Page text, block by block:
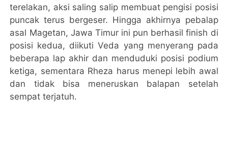
terelakan, aksi saling salip membuat pengisi posisi
puncak terus bergeser. Hingga akhirnya pebalap
asal Magetan, Jawa Timur ini pun berhasil finish di
posisi kedua, diikuti Veda yang menyerang pada
beberapa lap akhir dan menduduki posisi podium
ketiga, sementara Rheza harus menepi lebih awal
dan tidak bisa meneruskan balapan setelah
sempat terjatuh.